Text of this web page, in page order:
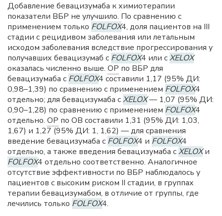
Добавление бевацизумаба к химиотерапии
показатели ВБР не улучшило. По сравнению с
применением только FOLFOX4, доля пациентов на III
стадии с рецидивом заболевания или летальным
исходом заболевания вследствие прогрессирования у
получавших бевацизумаб с FOLFOX4 или сXELOX
оказалась численно выше. ОР по ВБР для
бевацизумаба с FOLFOX4 составили 1,17 (95% ДИ:
0,98–1,39) по сравнению с применением FOLFOX4
отдельно; для бевацизумаба сXELOX— 1,07 (95% ДИ:
0,90–1,28) по сравнению с применением FOLFOX4
отдельно. ОР по ОВ составили 1,31 (95% ДИ: 1,03,
1,67) и 1,27 (95% ДИ: 1, 1,62) — для сравнения
введение бевацизумаба с FOLFOX4 и FOLFOX4
отдельно, а также введения бевацизумаба сXELOXи
FOLFOX4 отдельно соответственно. Аналогичное
отсутствие эффективности по ВБР наблюдалось у
пациентов с высоким риском II стадии, в группах
терапии бевацизумабом, в отличие от группы, где
лечились только FOLFOX4.